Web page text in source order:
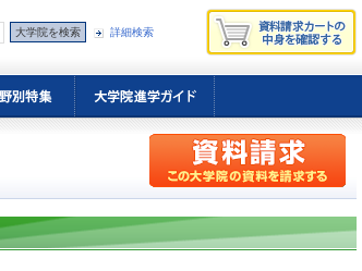
詳細検索